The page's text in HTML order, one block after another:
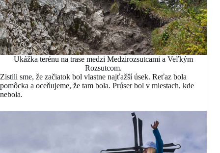
Ukážka terénu na trase medzi Medzirozsutcami a Veľkým
Rozsutcom.
Zistili sme, že začiatok bol vlastne najťažší úsek. Reťaz bola
pomôcka a oceňujeme, že tam bola. Prúser bol v miestach, kde
nebola.